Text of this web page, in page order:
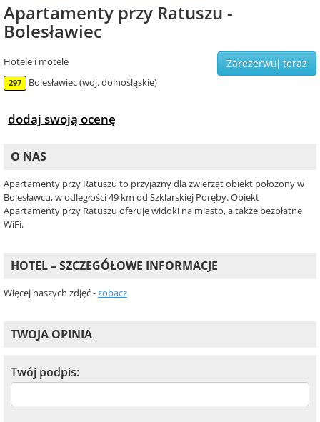
Apartamenty przy Ratuszu -
Bolesławiec
Zarezerwuj teraz
Hotele i motele
297 Bolesławiec (woj. dolnośląskie)
dodaj swoją ocenę
O NAS
Apartamenty przy Ratuszu to przyjazny dla zwierząt obiekt położony w
Bolesławcu, w odległości 49 km od Szklarskiej Poręby. Obiekt
Apartamenty przy Ratuszu oferuje widoki na miasto, a także bezpłatne
WiFi.
HOTEL – SZCZEGÓŁOWE INFORMACJE
Więcej naszych zdjęć -zobacz
TWOJA OPINIA
Twój podpis: